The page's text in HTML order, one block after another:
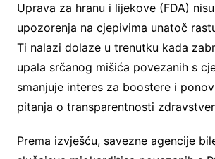
Uprava za hranu i lijekove (FDA)
upozorenja na cjepivima unatoč
Ti nalazi dolaze u trenutku kada
upala srčanog mišića povezanih s
smanjuje interes za boostere i
pitanja o transparentnosti
Prema izvješću, savezne agencije